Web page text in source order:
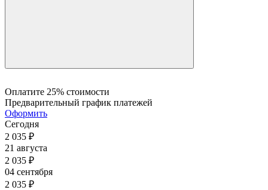
Оплатите 25% стоимости
Предварительный график платежей
Оформить
Сегодня
2 035 ₽
21 августа
2 035 ₽
04 сентября
2 035 ₽